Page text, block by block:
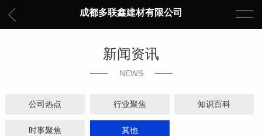
成都多联鑫建材有限公司
新闻资讯
NEWS
公司热点 行业聚焦 知识百科
时事聚焦 其他